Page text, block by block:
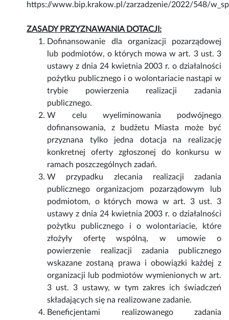
https://www.bip.krakow.pl/zarzadzenie/2022/548/
ZASADY PRZYZNAWANIA DOTACJI:
Dofinansowanie dla organizacji pozarządowej
lub podmiotów, o których mowa w art. 3 ust. 3
ustawy z dnia 24 kwietnia 2003 r. o działalności
pożytku publicznego i o wolontariacie nastąpi w
trybie powierzenia realizacji zadania
publicznego.
W celu wyeliminowania podwójnego
dofinansowania, z budżetu Miasta może być
przyznana tylko jedna dotacja na realizację
konkretnej oferty zgłoszonej do konkursu w
ramach poszczególnych zadań.
W przypadku zlecania realizacji zadania
publicznego organizacjom pozarządowym lub
podmiotom, o których mowa w art. 3 ust. 3
ustawy z dnia 24 kwietnia 2003 r. o działalności
pożytku publicznego i o wolontariacie, które
złożyły ofertę wspólną, w umowie o
powierzenie realizacji zadania publicznego
wskazane zostaną prawa i obowiązki każdej z
organizacji lub podmiotów wymienionych w art.
3 ust. 3 ustawy, w tym zakres ich świadczeń
składających się na realizowane zadanie.
Beneficjentami realizowanego zadania